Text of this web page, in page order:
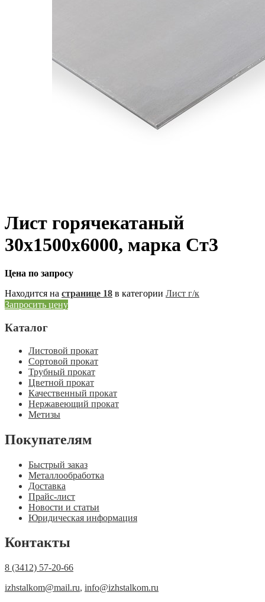
Лист горячекатаный
30х1500х6000, марка Ст3
Цена по запросу
Находится на странице 18 в категории Лист г/к
Запросить цену
Каталог
Листовой прокат
Сортовой прокат
Трубный прокат
Цветной прокат
Качественный прокат
Нержавеющий прокат
Метизы
Покупателям
Быстрый заказ
Металлообработка
Доставка
Прайс-лист
Новости и статьи
Юридическая информация
Контакты
8 (3412) 57-20-66
izhstalkom@mail.ru, info@izhstalkom.ru